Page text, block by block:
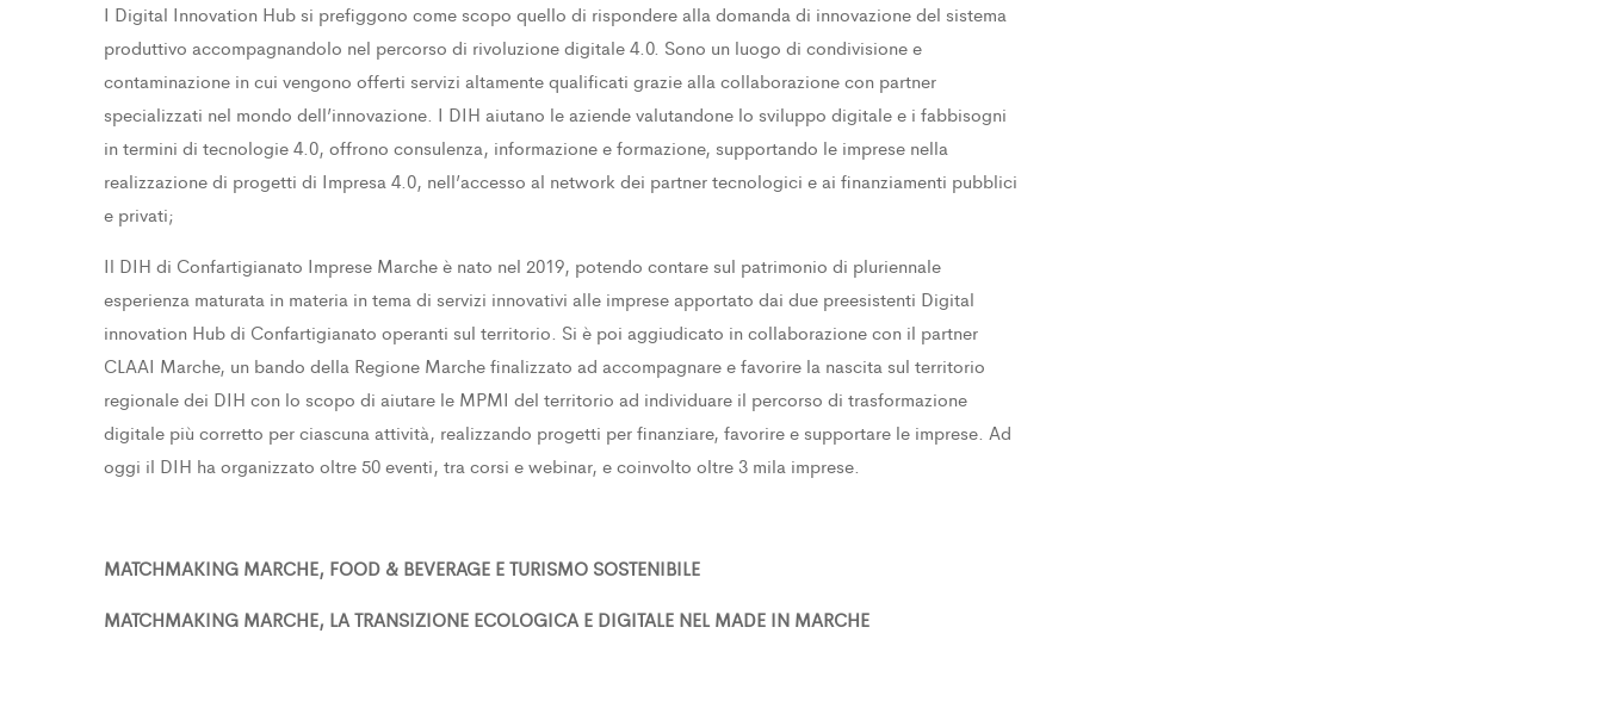
I Digital Innovation Hub si prefiggono come scopo quello di rispondere alla domanda di innovazione del sistema
produttivo accompagnandolo nel percorso di rivoluzione digitale 4.0. Sono un luogo di condivisione e
contaminazione in cui vengono offerti servizi altamente qualificati grazie alla collaborazione con partner
specializzati nel mondo dell’innovazione. I DIH aiutano le aziende valutandone lo sviluppo digitale e i fabbisogni
in termini di tecnologie 4.0, offrono consulenza, informazione e formazione, supportando le imprese nella
realizzazione di progetti di Impresa 4.0, nell’accesso al network dei partner tecnologici e ai finanziamenti pubblici
e privati;
Il DIH di Confartigianato Imprese Marche è nato nel 2019, potendo contare sul patrimonio di pluriennale
esperienza maturata in materia in tema di servizi innovativi alle imprese apportato dai due preesistenti Digital
innovation Hub di Confartigianato operanti sul territorio. Si è poi aggiudicato in collaborazione con il partner
CLAAI Marche, un bando della Regione Marche finalizzato ad accompagnare e favorire la nascita sul territorio
regionale dei DIH con lo scopo di aiutare le MPMI del territorio ad individuare il percorso di trasformazione
digitale più corretto per ciascuna attività, realizzando progetti per finanziare, favorire e supportare le imprese. Ad
oggi il DIH ha organizzato oltre 50 eventi, tra corsi e webinar, e coinvolto oltre 3 mila imprese.
MATCHMAKING MARCHE, FOOD & BEVERAGE E TURISMO SOSTENIBILE
MATCHMAKING MARCHE, LA TRANSIZIONE ECOLOGICA E DIGITALE NEL MADE IN MARCHE